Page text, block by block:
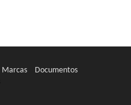
Marcas
Documentos